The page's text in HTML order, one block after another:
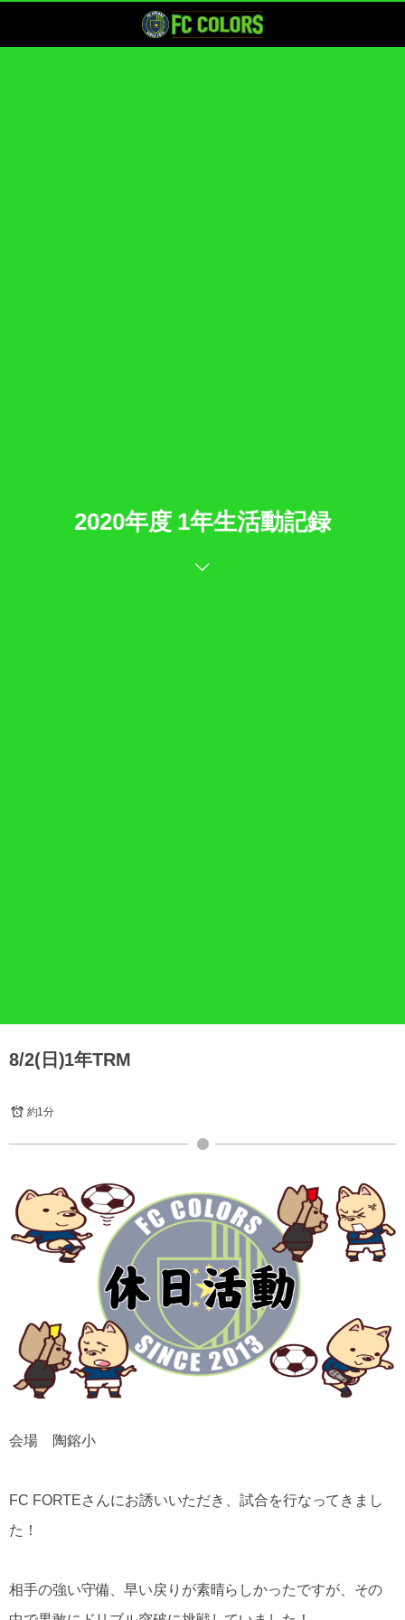
2020年度 1年生活動記録
8/2(日)1年TRM
約1分
会場 陶鎔小
FC FORTEさんにお誘いいただき、試合を行なってきまし
た！
相手の強い守備、早い戻りが素晴らしかったですが、その